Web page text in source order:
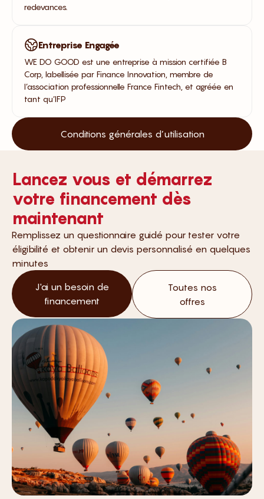
redevances.
Entreprise Engagée
WE DO GOOD est une entreprise à mission certifiée B
Corp, labellisée par Finance Innovation, membre de
l’association professionnelle France Fintech, et agréée en
tant qu’IFP
Conditions générales d’utilisation
Lancez vous et démarrez
votre financement dès
maintenant
Remplissez un questionnaire guidé pour tester votre
éligibilité et obtenir un devis personnalisé en quelques
minutes
J'ai un besoin de
financement
Toutes nos
offres